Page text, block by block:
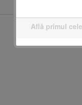
Află primul